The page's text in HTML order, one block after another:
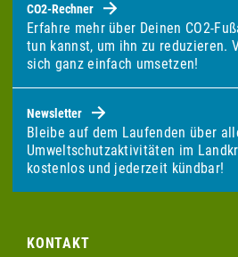
CO2-Rechner
Erfahre mehr über Deinen CO2-
tun kannst, um ihn zu reduzieren.
sich ganz einfach umsetzen!
Newsletter
Bleibe auf dem Laufenden über
Umweltschutzaktivitäten im
kostenlos und jederzeit kündbar!
KONTAKT